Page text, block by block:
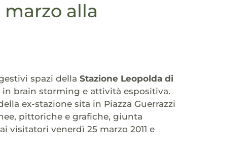
marzo alla
spazi della Stazione Leopolda di
brain storming e attività espositiva.
ex-stazione sita in Piazza Guerrazzi
pittoriche e grafiche, giunta
visitatori venerdì 25 marzo 2011 e